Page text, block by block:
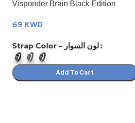
Visponder Brain Black Edition
69 KWD
Strap Color - لون السوار
Add To Cart